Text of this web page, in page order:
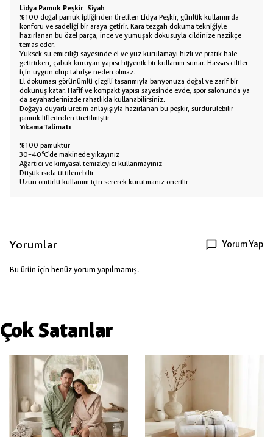
Lidya Pamuk Peşkir Siyah
%100 doğal pamuk ipliğinden üretilen Lidya Peşkir, günlük kullanımda
konforu ve sadeliği bir araya getirir. Kara tezgah dokuma tekniğiyle
hazırlanan bu özel parça, ince ve yumuşak dokusuyla cildinize nazikçe
temas eder.
Yüksek su emiciliği sayesinde el ve yüz kurulamayı hızlı ve pratik hale
getirirken, çabuk kuruyan yapısı hijyenik bir kullanım sunar. Hassas ciltler
için uygun olup tahrişe neden olmaz.
El dokuması görünümlü çizgili tasarımıyla banyonuza doğal ve zarif bir
dokunuş katar. Hafif ve kompakt yapısı sayesinde evde, spor salonunda ya
da seyahatlerinizde rahatlıkla kullanabilirsiniz.
Doğaya duyarlı üretim anlayışıyla hazırlanan bu peşkir, sürdürülebilir
pamuk liflerinden üretilmiştir.
Yıkama Talimatı
%100 pamuktur
30–40°C’de makinede yıkayınız
Ağartıcı ve kimyasal temizleyici kullanmayınız
Düşük ısıda ütülenebilir
Uzun ömürlü kullanım için sererek kurutmanız önerilir
Yorumlar Yorum Yap
Bu ürün için henüz yorum yapılmamış.
Çok Satanlar